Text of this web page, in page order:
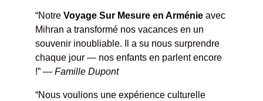
“Notre Voyage Sur Mesure en Arménie avec
Mihran a transformé nos vacances en un
souvenir inoubliable. Il a su nous surprendre
chaque jour — nos enfants en parlent encore
!” — Famille Dupont
“Nous voulions une expérience culturelle